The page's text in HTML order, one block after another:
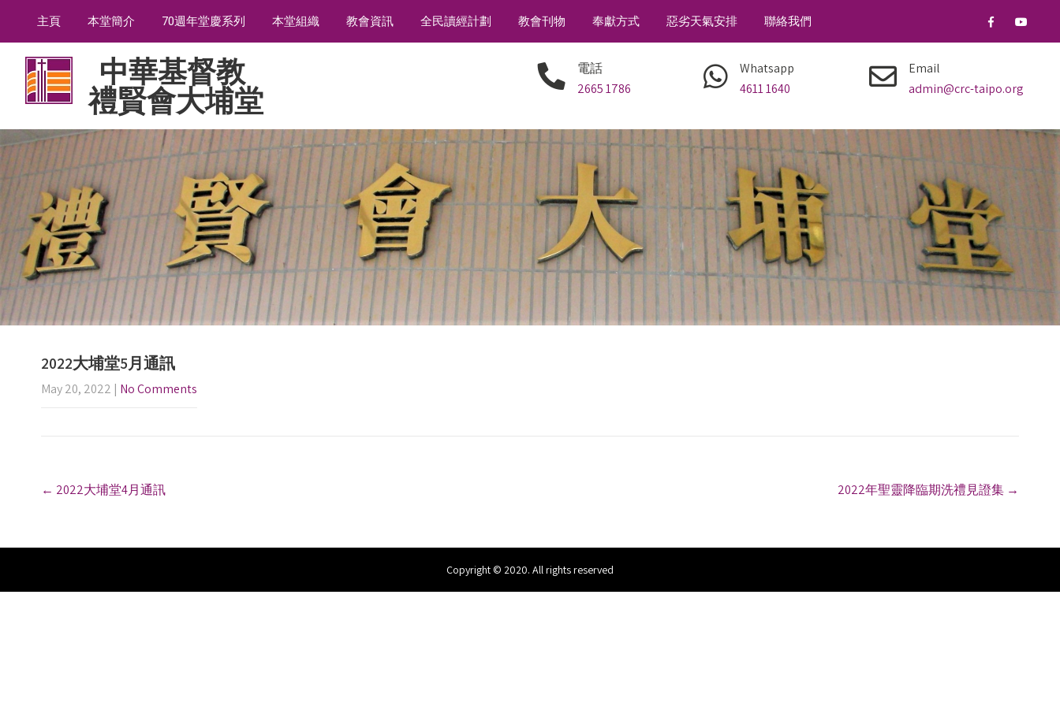
主頁 本堂簡介 70週年堂慶系列 本堂組織 教會資訊 全民讀經計劃 教會刊物 奉獻方式 惡劣天氣安排 聯絡我們
中華基督教
禮賢會大埔堂
電話
2665 1786
Whatsapp
4611 1640
Email
admin@crc-taipo.org
2022大埔堂5月通訊
May 20, 2022 | No Comments
o
n
← 2022大埔堂4月通訊 2022年聖靈降臨期洗禮見證集 →
Copyright © 2020. All rights reserved